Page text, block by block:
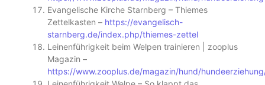
Evangelische Kirche Starnberg – Thiemes
Zettelkasten – https://evangelisch-
starnberg.de/index.php/thiemes-zettel
Leinenführigkeit beim Welpen trainieren | zooplus
Magazin –
https://www.zooplus.de/magazin/hund/